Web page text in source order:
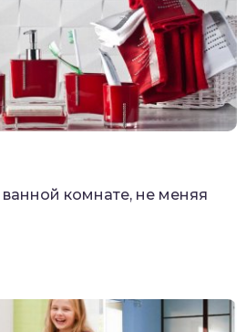
ванной комнате, не меняя